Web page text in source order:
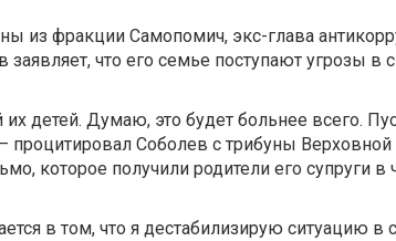
из фракции Самопомич, экс-глава
заявляет, что его семье поступают угрозы в
их детей. Думаю, это будет больнее всего.
процитировал Соболев с трибуны
которое получили родители его супруги в
в том, что я дестабилизирую ситуацию в